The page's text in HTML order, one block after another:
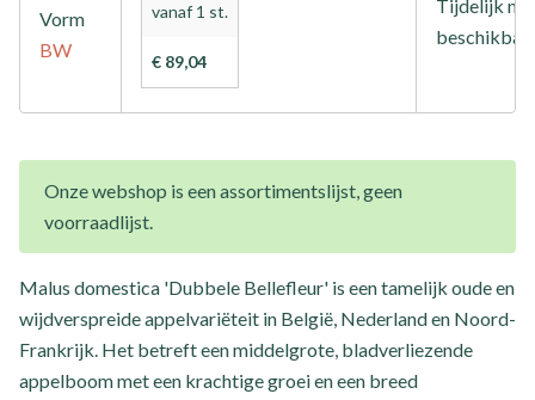
Vorm
BW
vanaf 1 st.
€ 89,04
Tijdelijk
Onze webshop is een assortimentslijst, geen
voorraadlijst.
Malus domestica 'Dubbele Bellefleur' is een tamelijk oude en
wijdverspreide appelvariëteit in België, Nederland en Noord-
Frankrijk. Het betreft een middelgrote, bladverliezende
appelboom met een krachtige groei en een breed